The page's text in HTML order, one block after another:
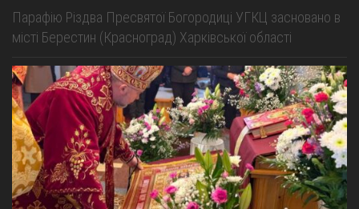
Парафію Різдва Пресвятої Богородиці УГКЦ засновано в
місті Берестин (Красноград) Харківської області